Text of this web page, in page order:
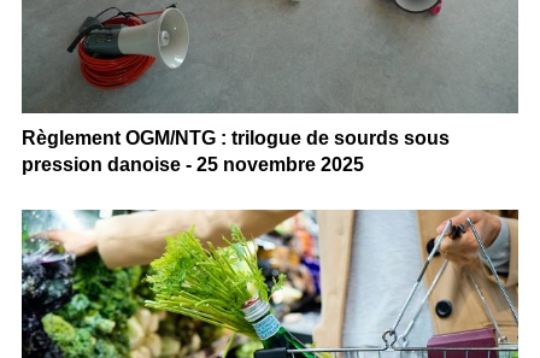
Règlement OGM/NTG : trilogue de sourds sous
pression danoise - 25 novembre 2025